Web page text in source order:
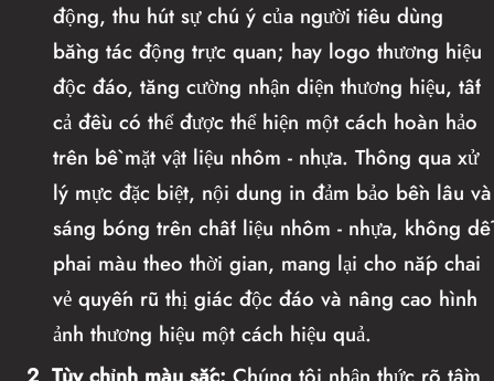
động, thu hút sự chú ý của người tiêu dùng
bằng tác động trực quan; hay logo thương hiệu
độc đáo, tăng cường nhận diện thương hiệu, tất
cả đều có thể được thể hiện một cách hoàn hảo
trên bề mặt vật liệu nhôm - nhựa. Thông qua xử
lý mực đặc biệt, nội dung in đảm bảo bền lâu và
sáng bóng trên chất liệu nhôm - nhựa, không dễ
phai màu theo thời gian, mang lại cho nắp chai
vẻ quyến rũ thị giác độc đáo và nâng cao hình
ảnh thương hiệu một cách hiệu quả.